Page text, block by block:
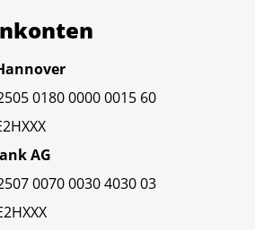
0180 0000 0015 60
AG
0070 0030 4030 03